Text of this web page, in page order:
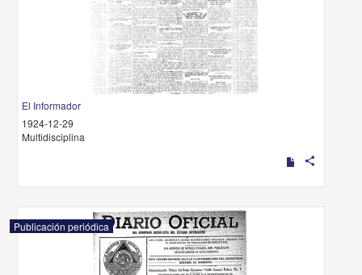
El Informador
1924-12-29
Multidisciplina
share
Publicación periódica